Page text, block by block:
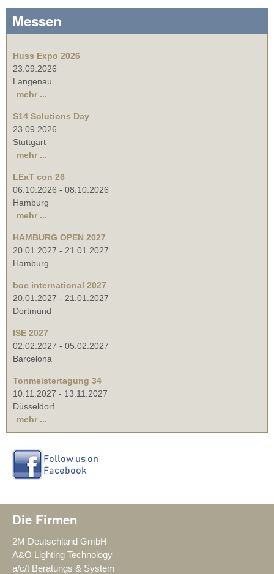
Messen
Huss Expo 2026
23.09.2026
Langenau
mehr ...
S14 Solutions Day
23.09.2026
Stuttgart
mehr ...
LEaT con 26
06.10.2026 - 08.10.2026
Hamburg
mehr ...
HAMBURG OPEN 2027
20.01.2027 - 21.01.2027
Hamburg
boe international 2027
20.01.2027 - 21.01.2027
Dortmund
ISE 2027
02.02.2027 - 05.02.2027
Barcelona
Tonmeistertagung 34
10.11.2027 - 13.11.2027
Düsseldorf
mehr ...
Die Firmen
2M Deutschland GmbH
A&O Lighting Technology
a/c/t Beratungs & System